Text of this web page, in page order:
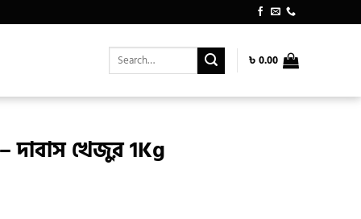
Search
for:
৳ 0.00
দাবাস খেজুর 1Kg